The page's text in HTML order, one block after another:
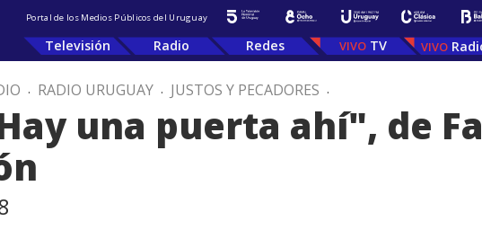
Portal de los Medios Públicos del Uruguay
Televisión Radio Redes TV
. RADIO URUGUAY . JUSTOS Y PECADORES .
una puerta ahí", de